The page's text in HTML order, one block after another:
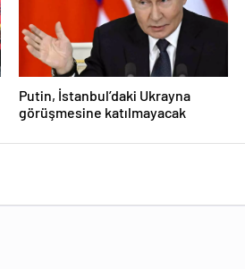
Putin, İstanbul’daki Ukrayna
görüşmesine katılmayacak